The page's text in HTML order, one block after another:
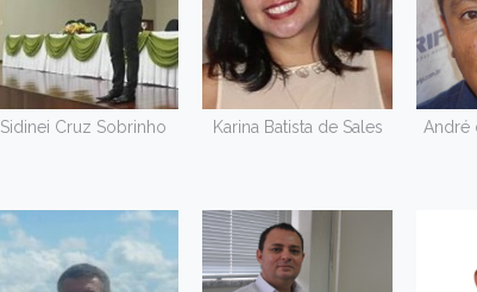
Sidinei Cruz Sobrinho Karina Batista de Sales André